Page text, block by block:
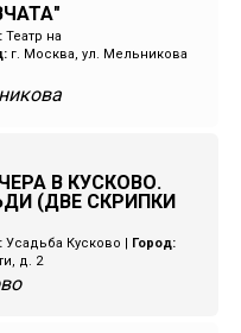
Театр на
г. Москва, ул. Мельникова
В КУСКОВО.
(ДВЕ СКРИПКИ
Усадьба Кусково
Город:
д. 2